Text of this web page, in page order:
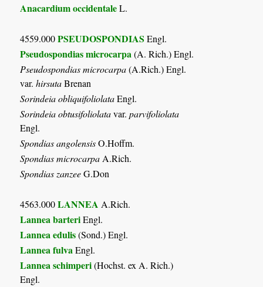
Anacardium occidentaleL.
4559.000PSEUDOSPONDIAS Engl.
Pseudospondias microcarpa (A. Rich.) Engl.
Pseudospondias microcarpa(A.Rich.) Engl.
var.hirsutaBrenan
Sorindeia obliquifoliolataEngl.
Sorindeia obtusifoliolatavar.parvifoliolata
Engl.
Spondias angolensisO.Hoffm.
Spondias microcarpa A.Rich.
Spondias zanzeeG.Don
4563.000LANNEA A.Rich.
Lannea barteriEngl.
Lannea edulis(Sond.) Engl.
Lannea fulva Engl.
Lannea schimperi(Hochst. ex A. Rich.)
Engl.